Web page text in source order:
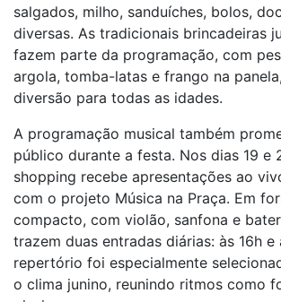
salgados, milho, sanduíches, bolos,
diversas. As tradicionais brincadeiras
fazem parte da programação, com
argola, tomba-latas e frango na
diversão para todas as idades.
A programação musical também
público durante a festa. Nos dias 19 e
shopping recebe apresentações ao
com o projeto Música na Praça. Em
compacto, com violão, sanfona e
trazem duas entradas diárias: às 16h e
repertório foi especialmente
o clima junino, reunindo ritmos como